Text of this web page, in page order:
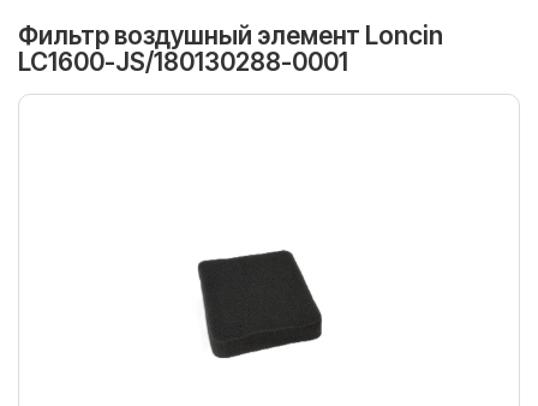
Фильтр воздушный элемент Loncin
LC1600-JS/180130288-0001